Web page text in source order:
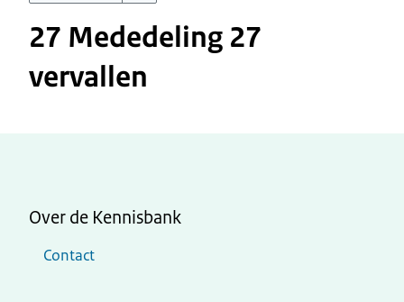
27 Mededeling 27
vervallen
Over de Kennisbank
Contact